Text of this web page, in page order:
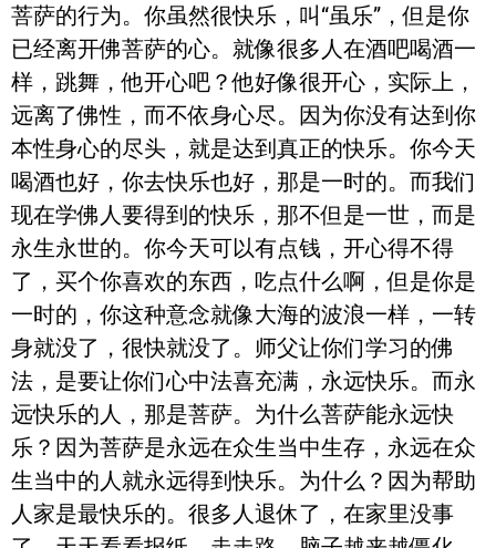
菩萨的行为。你虽然很快乐，叫“虽乐”，但是你
已经离开佛菩萨的心。就像很多人在酒吧喝酒一
样，跳舞，他开心吧？他好像很开心，实际上，
远离了佛性，而不依身心尽。因为你没有达到你
本性身心的尽头，就是达到真正的快乐。你今天
喝酒也好，你去快乐也好，那是一时的。而我们
现在学佛人要得到的快乐，那不但是一世，而是
永生永世的。你今天可以有点钱，开心得不得
了，买个你喜欢的东西，吃点什么啊，但是你是
一时的，你这种意念就像大海的波浪一样，一转
身就没了，很快就没了。师父让你们学习的佛
法，是要让你们心中法喜充满，永远快乐。而永
远快乐的人，那是菩萨。为什么菩萨能永远快
乐？因为菩萨是永远在众生当中生存，永远在众
生当中的人就永远得到快乐。为什么？因为帮助
人家是最快乐的。很多人退休了，在家里没事